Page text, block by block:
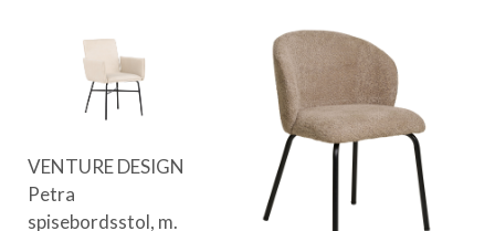
VENTURE DESIGN
Petra
spisebordsstol, m.